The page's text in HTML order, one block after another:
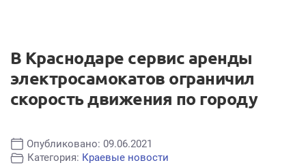
В Краснодаре сервис аренды
электросамокатов ограничил
скорость движения по городу
Опубликовано: 09.06.2021
Категория: Краевые новости